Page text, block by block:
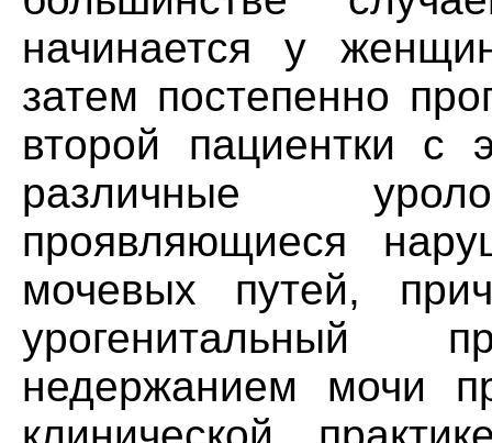
начинается у
затем постепенно
второй пациентки с
различные
проявляющиеся
мочевых путей,
урогенитальный
недержанием мочи